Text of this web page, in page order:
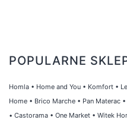
POPULARNE
Homla • Home and You • Komfort •
Home • Brico Marche • Pan Materac •
• Castorama • One Market • Witek